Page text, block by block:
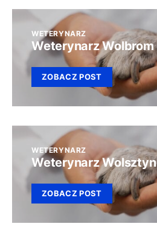
WETERYNARZ
Weterynarz Wolbrom
ZOBACZ POST
WETERYNARZ
Weterynarz Wolsztyn
ZOBACZ POST